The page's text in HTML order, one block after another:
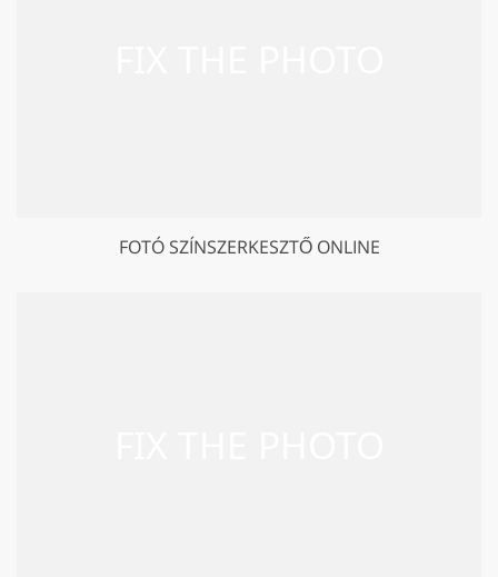
FOTÓ SZÍNSZERKESZTŐ ONLINE